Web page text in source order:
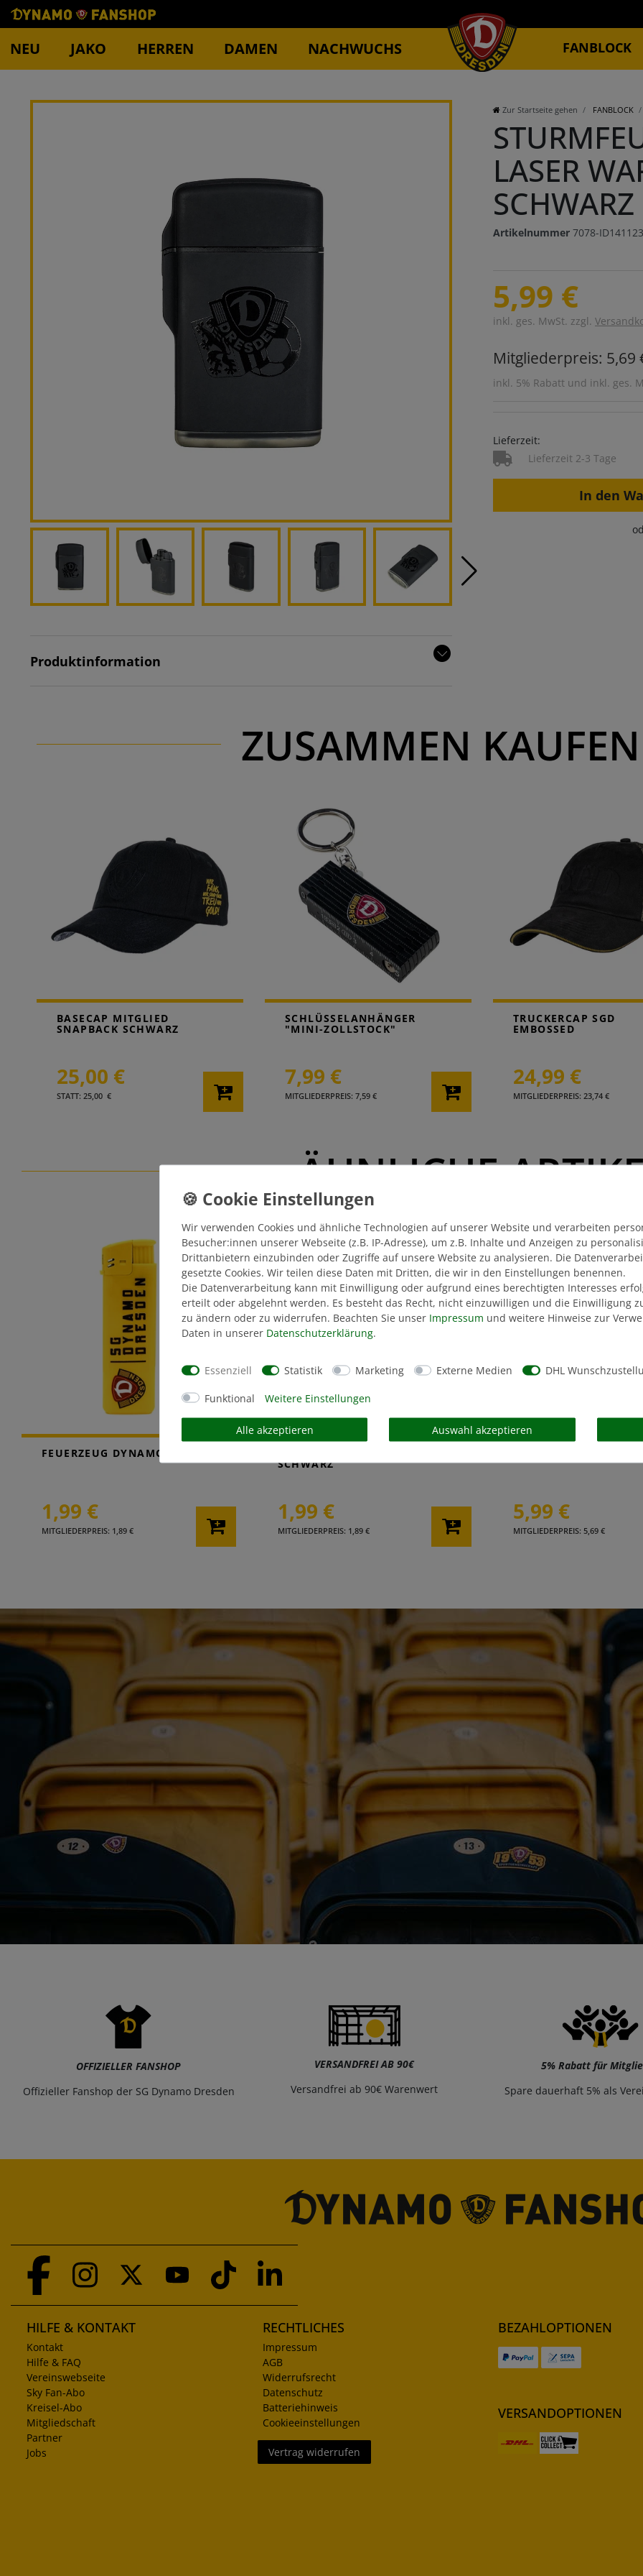
NEU JAKO HERREN DAMEN NACHWUCHS FANBLOCK
Produktinformation
Zur Startseite gehen FANBLOCK
LASER
CHWARZ
Artikelnummer 7078-ID141123
5,99 €
inkl. ges. MwSt. zzgl.
Mitgliederpreis: 5,69
inkl. 5% Rabatt und inkl. ges.
Lieferzeit:
Lieferzeit 2-3 Tage
In den
ZUSAMMEN
BASECAP MITGLIED
SNAPBACK SCHWARZ
25,00 €
STATT: 25,00 €
SCHLÜSSELANHÄNGER
"MINI-ZOLLSTOCK"
7,99 €
MITGLIEDERPREIS: 7,59 €
TRUCKERCAP SGD
EMBOSSED
24,99 €
MITGLIEDERPREIS: 23,74 €
ÄHNLICHE
FEUERZEUG DYNAMO GELB
1,99 €
MITGLIEDERPREIS: 1,89 €
SCHWARZ
1,99 €
MITGLIEDERPREIS: 1,89 €
TOP ARTIKEL
5,99 €
MITGLIEDERPREIS: 5,69 €
OFFIZIELLER FANSHOP
Offizieller Fanshop der SG Dynamo Dresden
VERSANDFREI AB 90€
Versandfrei ab 90€ Warenwert
5% Rabatt für
Spare dauerhaft 5% als
HILFE & KONTAKT
Kontakt
Hilfe & FAQ
Vereinswebseite
Sky Fan-Abo
Kreisel-Abo
Mitgliedschaft
Partner
Jobs
RECHTLICHES
Impressum
AGB
Widerrufsrecht
Datenschutz
Batteriehinweis
Cookieeinstellungen
Vertrag widerrufen
BEZAHLOPTIONEN
VERSANDOPTIONEN
Wir verwenden Cookies und ähnliche Technologien auf unserer Website und verarbeiten
Besucher:innen unserer Webseite (z.B. IP-Adresse), um z.B. Inhalte und Anzeigen zu
Drittanbietern einzubinden oder Zugriffe auf unsere Website zu analysieren. Die
gesetzte Cookies. Wir teilen diese Daten mit Dritten, die wir in den Einstellungen benennen.
Die Datenverarbeitung kann mit Einwilligung oder aufgrund eines berechtigten Interesses
erteilt oder abgelehnt werden. Es besteht das Recht, nicht einzuwilligen und die Einwilligung
zu ändern oder zu widerrufen. Beachten Sie unser Impressum und weitere Hinweise zur
Daten in unserer Daten­schutz­erklärung.
Essenziell Statistik Marketing Externe Medien DHL
Funktional Weitere Einstellungen
Alle akzeptieren Auswahl akzeptieren